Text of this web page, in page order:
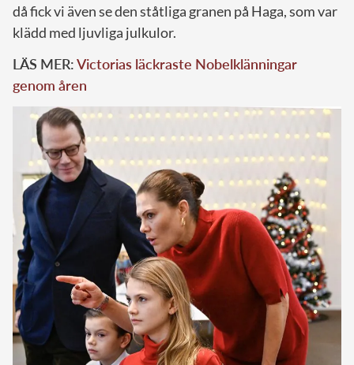
då fick vi även se den ståtliga granen på Haga, som var
klädd med ljuvliga julkulor.
LÄS MER:Victorias läckraste Nobelklänningar
genom åren